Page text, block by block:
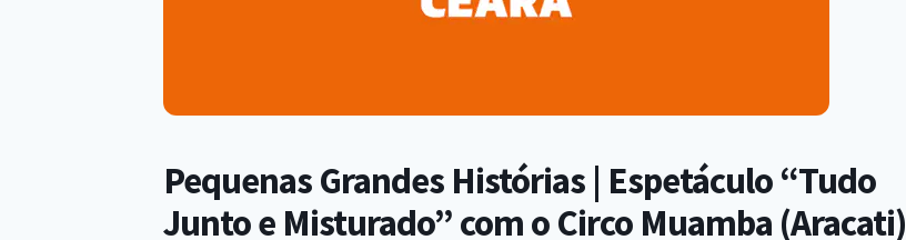
Pequenas Grandes Histórias | Espetáculo “Tudo
Junto e Misturado” com o Circo Muamba (Aracati)